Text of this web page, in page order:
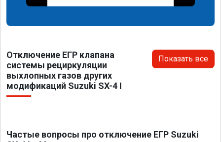
Отключение ЕГР клапана
системы рециркуляции
выхлопных газов других
модификаций Suzuki SX-4 I
Показать все
Частые вопросы про отключение ЕГР Suzuki